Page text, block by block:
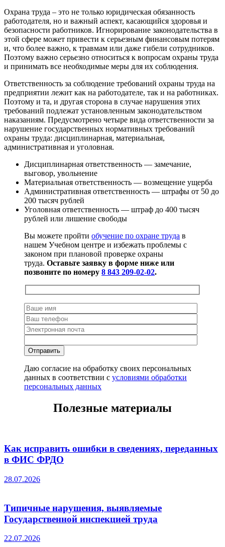
Охрана труда – это не только юридическая обязанность
работодателя, но и важный аспект, касающийся здоровья и
безопасности работников. Игнорирование законодательства в
этой сфере может привести к серьезным финансовым потерям
и, что более важно, к травмам или даже гибели сотрудников.
Поэтому важно серьезно относиться к вопросам охраны труда
и принимать все необходимые меры для их соблюдения.
Ответственность за соблюдение требований охраны труда на
предприятии лежит как на работодателе, так и на работниках.
Поэтому и та, и другая сторона в случае нарушения этих
требований подлежат установленным законодательством
наказаниям. Предусмотрено четыре вида ответственности за
нарушение государственных нормативных требований
охраны труда: дисциплинарная, материальная,
административная и уголовная.
Дисциплинарная ответственность — замечание,
выговор, увольнение
Материальная ответственность — возмещение ущерба
Административная ответственность — штрафы от 50 до
200 тысяч рублей
Уголовная ответственность — штраф до 400 тысяч
рублей или лишение свободы
Вы можете пройти обучение по охране труда в
нашем Учебном центре и избежать проблемы с
законом при плановой проверке охраны
труда. Оставьте заявку в форме ниже или
позвоните по номеру 8 843 209-02-02.
Даю согласие на обработку своих персональных
данных в соответствии с условиями обработки
персональных данных
Полезные материалы
Как исправить ошибки в сведениях, переданных
в ФИС ФРДО
28.07.2026
Типичные нарушения, выявляемые
Государственной инспекцией труда
22.07.2026